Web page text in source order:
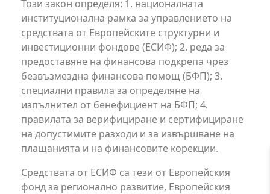
Този закон определя: 1. националната
институционална рамка за управлението на
средствата от Европейските структурни и
инвестиционни фондове (ЕСИФ); 2. реда за
предоставяне на финансова подкрепа чрез
безвъзмездна финансова помощ (БФП); 3.
специални правила за определяне на
изпълнител от бенефициент на БФП; 4.
правилата за верифициране и сертифициране
на допустимите разходи и за извършване на
плащанията и на финансовите корекции.
Средствата от ЕСИФ са тези от Европейския
фонд за регионално развитие, Европейския